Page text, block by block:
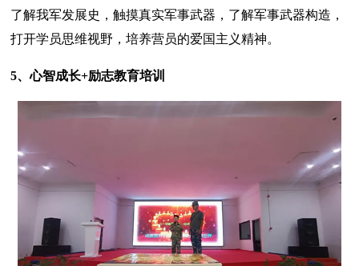
了解我军发展史，触摸真实军事武器，了解军事武器构造，
打开学员思维视野，培养营员的爱国主义精神。
5、心智成长+励志教育培训